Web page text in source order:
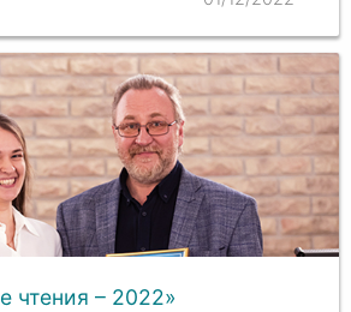
чтения – 2022»